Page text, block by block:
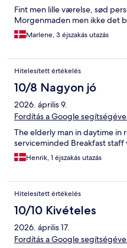
Fint men lille værelse, sød
Morgenmaden men ikke det
Marlene, 3 éjszakás utazás
Hitelesített értékelés
10/8 Nagyon jó
2026. április 9.
Fordítás a Google
The elderly man in daytime in
serviceminded Breakfast
Henrik, 1 éjszakás utazás
Hitelesített értékelés
10/10 Kivételes
2026. április 17.
Fordítás a Google